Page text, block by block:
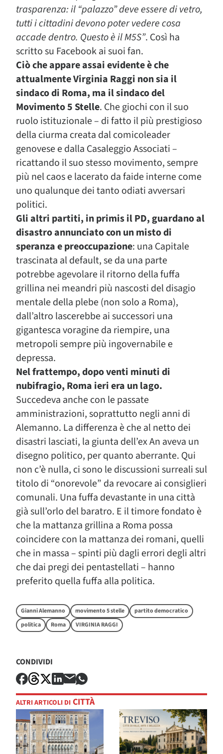
trasparenza: il “palazzo” deve essere di vetro,
tutti i cittadini devono poter vedere cosa
accade dentro. Questo è il M5S”. Così ha
scritto su Facebook ai suoi fan.
Ciò che appare assai evidente è che
attualmente Virginia Raggi non sia il
sindaco di Roma, ma il sindaco del
Movimento 5 Stelle. Che giochi con il suo
ruolo istituzionale – di fatto il più prestigioso
della ciurma creata dal comicoleader
genovese e dalla Casaleggio Associati –
ricattando il suo stesso movimento, sempre
più nel caos e lacerato da faide interne come
uno qualunque dei tanto odiati avversari
politici.
Gli altri partiti, in primis il PD, guardano al
disastro annunciato con un misto di
speranza e preoccupazione: una Capitale
trascinata al default, se da una parte
potrebbe agevolare il ritorno della fuffa
grillina nei meandri più nascosti del disagio
mentale della plebe (non solo a Roma),
dall’altro lascerebbe ai successori una
gigantesca voragine da riempire, una
metropoli sempre più ingovernabile e
depressa.
Nel frattempo, dopo venti minuti di
nubifragio, Roma ieri era un lago.
Succedeva anche con le passate
amministrazioni, soprattutto negli anni di
Alemanno. La differenza è che al netto dei
disastri lasciati, la giunta dell’ex An aveva un
disegno politico, per quanto aberrante. Qui
non c’è nulla, ci sono le discussioni surreali sul
titolo di “onorevole” da revocare ai consiglieri
comunali. Una fuffa devastante in una città
già sull’orlo del baratro. E il timore fondato è
che la mattanza grillina a Roma possa
coincidere con la mattanza dei romani, quelli
che in massa – spinti più dagli errori degli altri
che dai pregi dei pentastellati – hanno
preferito quella fuffa alla politica.
Gianni Alemanno movimento 5 stelle
partito democratico
politica
Roma VIRGINIA RAGGI
CONDIVIDI
ALTRI ARTICOLI DI CITTÀ